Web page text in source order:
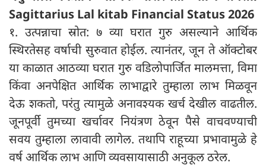
Sagittarius Lal kitab Financial Status 2026
१. उत्पन्नाचा स्रोत: ७ व्या घरात गुरु असल्याने आर्थिक
स्थिरतेसह वर्षाची सुरुवात होईल. त्यानंतर, जून ते ऑक्टोबर
या काळात आठव्या घरात गुरु वडिलोपार्जित मालमत्ता, विमा
किंवा अनपेक्षित आर्थिक लाभाद्वारे तुम्हाला लाभ मिळवून
देऊ शकतो, परंतु त्यामुळे अनावश्यक खर्च देखील वाढतील.
जूनपूर्वी तुमच्या खर्चावर नियंत्रण ठेवून पैसे वाचवण्याची
सवय तुम्हाला लावावी लागेल. तथापि राहूच्या प्रभावामुळे हे
वर्ष आर्थिक लाभ आणि व्यवसायासाठी अनुकूल ठरेल.